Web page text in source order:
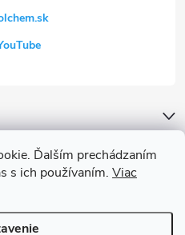
Ďalším prechádzaním
s ich používaním. Viac